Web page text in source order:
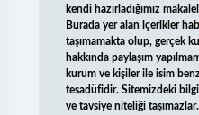
kendi hazırladığımız
Burada yer alan içerikler
taşımamakta olup, gerçek
hakkında paylaşım
kurum ve kişiler ile isim
tesadüfidir. Sitemizdeki
ve tavsiye niteliği taşımazlar.